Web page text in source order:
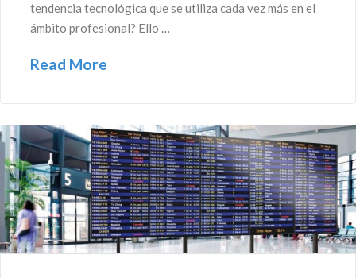
tendencia tecnológica que se utiliza cada vez más en el
ámbito profesional? Ello …
Read More